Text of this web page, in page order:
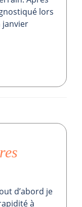
lors
janvier
d’abord je
à